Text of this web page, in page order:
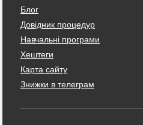
Блог
Довідник процедур
Навчальні програми
Хештеги
Карта сайту
Знижки в телеграм